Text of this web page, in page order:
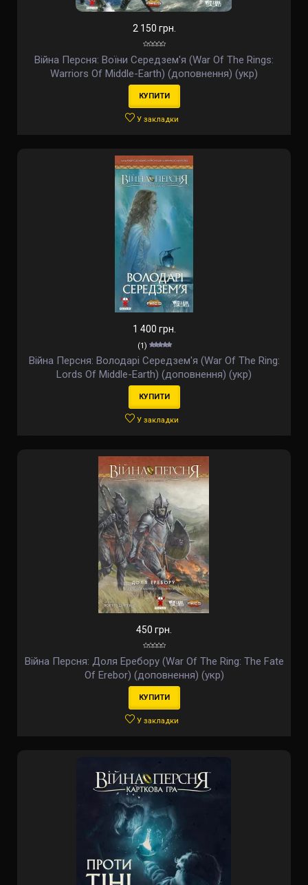
2 150 грн.
Війна Персня: Воїни Середзем'я (War Of The Rings:
Warriors Of Middle-Earth) (доповнення) (укр)
КУПИТИ
У закладки
1 400 грн.
(1)
Війна Персня: Володарі Середзем'я (War Of The Ring:
Lords Of Middle-Earth) (доповнення) (укр)
КУПИТИ
У закладки
450 грн.
Війна Персня: Доля Еребору (War Of The Ring: The Fate
Of Erebor) (доповнення) (укр)
КУПИТИ
У закладки